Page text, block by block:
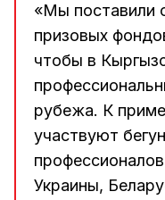
«Мы поставили
призовых
чтобы в
рубежа. К
участвуют
Украины,